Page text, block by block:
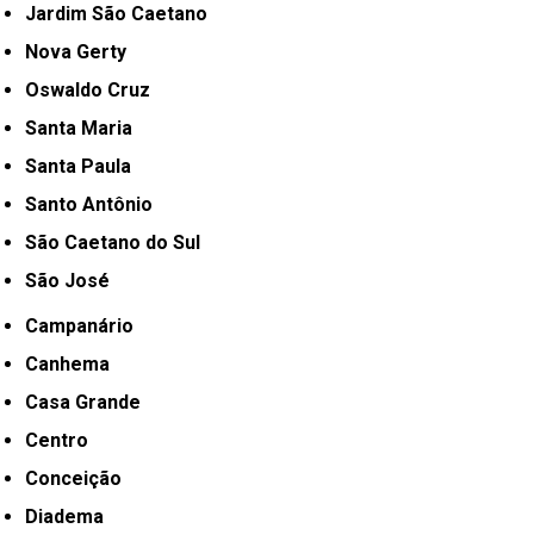
Jardim São Caetano
Nova Gerty
Oswaldo Cruz
Santa Maria
Santa Paula
Santo Antônio
São Caetano do Sul
São José
Campanário
Canhema
Casa Grande
Centro
Conceição
Diadema